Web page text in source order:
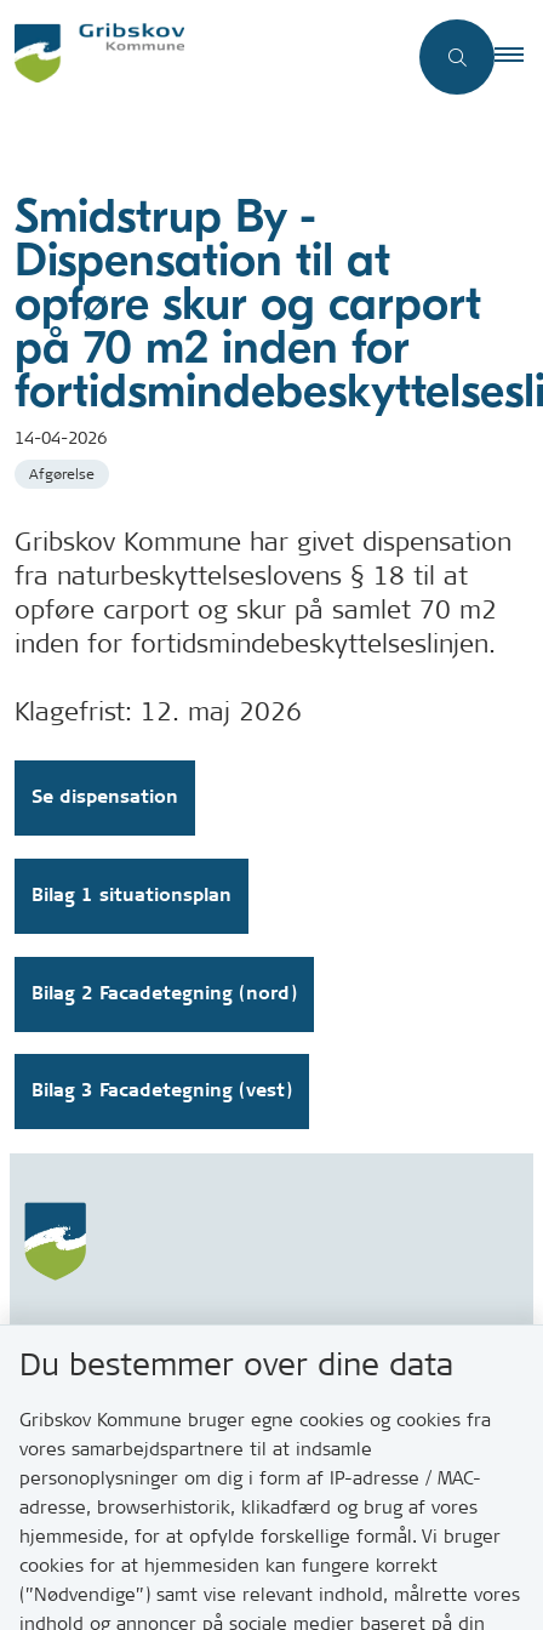
Smidstrup By -
Dispensation til at
opføre skur og carport
på 70 m2 inden for
14-04-2026
Afgørelse
Gribskov Kommune har givet dispensation
fra naturbeskyttelseslovens § 18 til at
opføre carport og skur på samlet 70 m2
inden for fortidsmindebeskyttelseslinjen.
Klagefrist: 12. maj 2026
Se dispensation
Bilag 1 situationsplan
Bilag 2 Facadetegning (nord)
Bilag 3 Facadetegning (vest)
3200 Helsinge
Kontakt
Skriv til os via Digital Post
Har du brug for at komme i kontakt med os? Se her
hvordan
Tip os om huller i vejen eller andet
Du bestemmer over dine data
Gribskov Kommune bruger egne cookies og cookies fra
vores samarbejdspartnere til at indsamle
personoplysninger om dig i form af IP-adresse / MAC-
adresse, browserhistorik, klikadfærd og brug af vores
hjemmeside, for at opfylde forskellige formål. Vi bruger
cookies for at hjemmesiden kan fungere korrekt
(”Nødvendige”) samt vise relevant indhold, målrette vores
indhold og annoncer på sociale medier baseret på din